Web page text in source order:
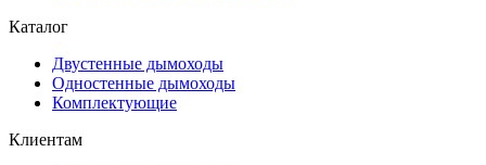
Каталог
Двустенные дымоходы
Одностенные дымоходы
Комплектующие
Клиентам